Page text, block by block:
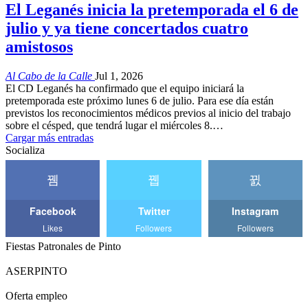
El Leganés inicia la pretemporada el 6 de
julio y ya tiene concertados cuatro
amistosos
Al Cabo de la Calle Jul 1, 2026
El CD Leganés ha confirmado que el equipo iniciará la
pretemporada este próximo lunes 6 de julio. Para ese día están
previstos los reconocimientos médicos previos al inicio del trabajo
sobre el césped, que tendrá lugar el miércoles 8.…
Cargar más entradas
Socializa
Facebook
Likes
Twitter
Followers
Instagram
Followers
Fiestas Patronales de Pinto
ASERPINTO
Oferta empleo